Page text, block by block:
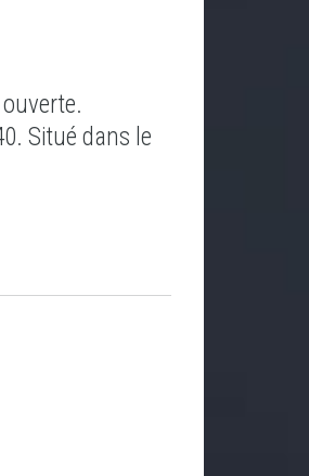
Situé dans le